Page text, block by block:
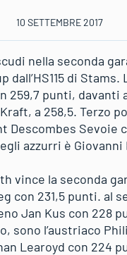
10 SETTEMBRE 2017
nella seconda
dall’HS115 di
259,7 punti, davanti
a 258,5. Terzo
Descombes Sevoie
azzurri è Giovanni
vince la seconda
con 231,5 punti. al
Jan Kus con 228
sono l’austriaco
Learoyd con 224